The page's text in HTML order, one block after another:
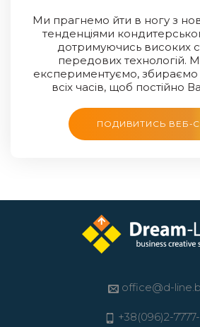
Ми прагнемо йти в ногу з
тенденціями
дотримуючись високих
передових технологій.
експериментуємо, збираємо
всіх часів, щоб постійно
ПОДИВИТИСЬ ВЕБ-
office@d-
+38(096)2-